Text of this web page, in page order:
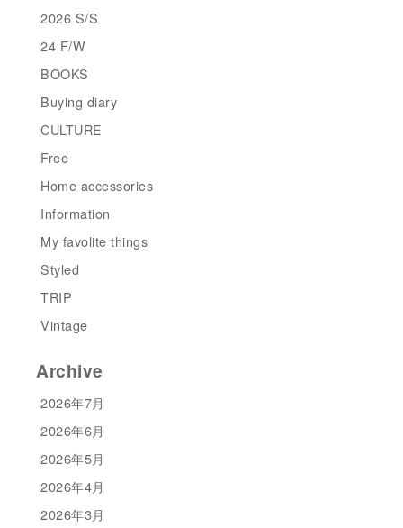
2026 S/S
24 F/W
BOOKS
Buying diary
CULTURE
Free
Home accessories
Information
My favolite things
Styled
TRIP
Vintage
Archive
2026年7月
2026年6月
2026年5月
2026年4月
2026年3月